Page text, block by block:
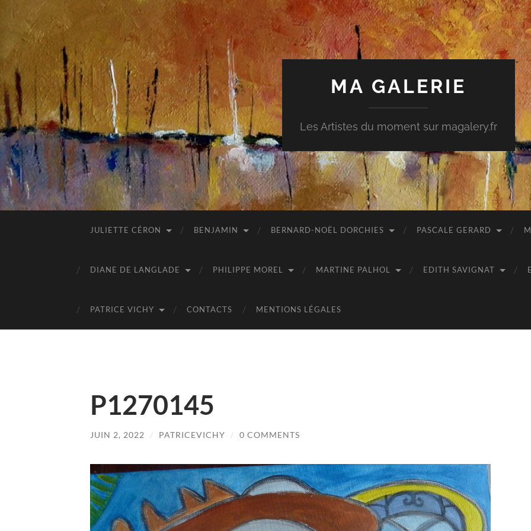
MA GALERIE
Les Artistes du moment sur magalery.fr
JULIETTE CÉRON BENJAMIN BERNARD-NOËL DORCHIES PASCALE GERARD
DIANE DE LANGLADE PHILIPPE MOREL MARTINE PALHOL EDITH SAVIGNAT
PATRICE VICHY CONTACTS MENTIONS LÉGALES
P1270145
JUIN 2, 2022 / PATRICEVICHY / 0 COMMENTS